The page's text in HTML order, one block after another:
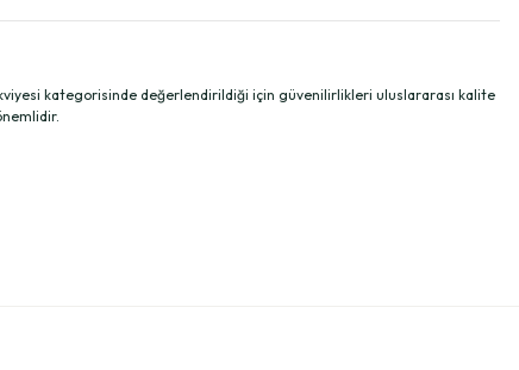
kategorisinde değerlendirildiği için güvenilirlikleri uluslararası kalite